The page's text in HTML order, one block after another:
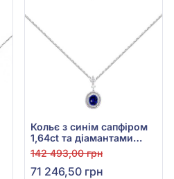
Кольє з синім сапфіром
1,64ct та діамантами
0,27ct із білого золота
585°, арт. 6-62050
142 493,00 грн
71 246,50 грн